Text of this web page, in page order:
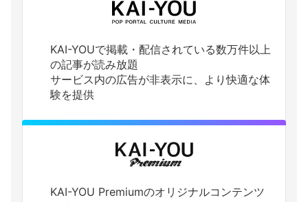
KAI-YOUで掲載・配信されている数万件以上
の記事が読み放題
サービス内の広告が非表示に、より快適な体
験を提供
KAI-YOU Premiumのオリジナルコンテンツ